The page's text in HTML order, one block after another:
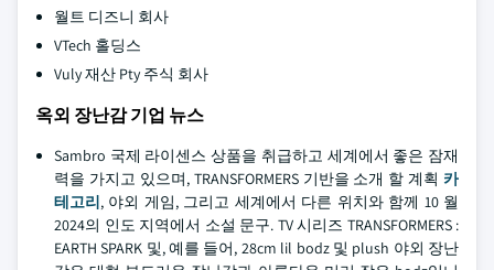
월트 디즈니 회사
VTech 홀딩스
Vuly 재산 Pty 주식 회사
옥외 장난감 기업 뉴스
Sambro 국제 라이센스 상품을 취급하고 세계에서 좋은 잠재
력을 가지고 있으며, TRANSFORMERS 기반을 소개 할 계획 카
테고리, 야외 게임, 그리고 세계에서 다른 위치와 함께 10 월
2024의 인도 지역에서 소설 문구. TV 시리즈 TRANSFORMERS :
EARTH SPARK 및, 예를 들어, 28cm lil bodz 및 plush 야외 장난